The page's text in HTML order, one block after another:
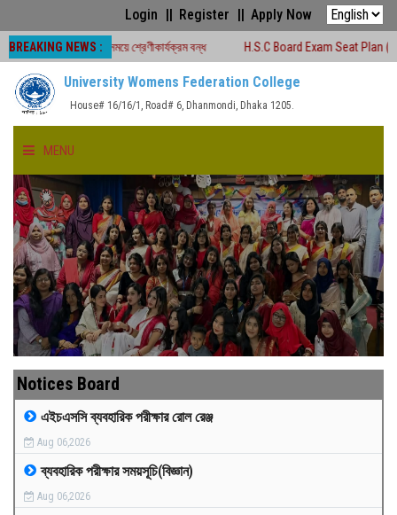
Login Register Apply Now
BREAKING NEWS :
সময়ে শ্রেণীকার্যক্রম বন্ধ H.S.C Board Exam Seat Plan ( TEJGAON
University Womens Federation College
House# 16/16/1, Road# 6, Dhanmondi, Dhaka 1205.
MENU
HOME
ABOUT US
FACULTIES
ACADEMICS
GALLERY
MEDIA
PAYMENT
Notices Board
এইচএসসি ব্যবহারিক পরীক্ষার রোল রেঞ্জ
Aug 06,2026
ব্যবহারিক পরীক্ষার সময়সূচি(বিজ্ঞান)
Aug 06,2026